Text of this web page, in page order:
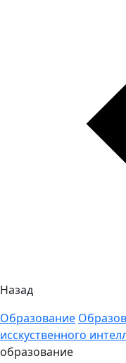
Назад
Образование
исскуственного
образование